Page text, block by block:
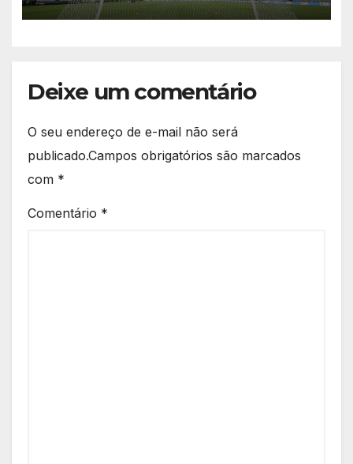
Deixe um comentário
O seu endereço de e-mail não será
publicado.Campos obrigatórios são marcados
com *
Comentário *